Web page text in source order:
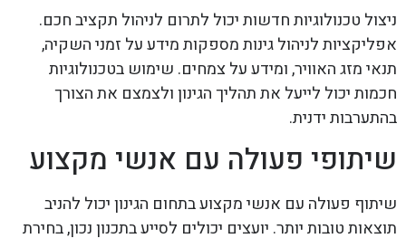
ניצול טכנולוגיות חדשות יכול לתרום לניהול תקציב חכם.
אפליקציות לניהול גינות מספקות מידע על זמני השקיה,
תנאי מזג האוויר, ומידע על צמחים. שימוש בטכנולוגיות
חכמות יכול לייעל את תהליך הגינון ולצמצם את הצורך
בהתערבות ידנית.
שיתופי פעולה עם אנשי מקצוע
שיתוף פעולה עם אנשי מקצוע בתחום הגינון יכול להניב
תוצאות טובות יותר. יועצים יכולים לסייע בתכנון נכון, בחירת